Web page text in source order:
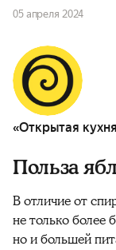
05 апреля 2024
«Открытая
Польза
В отличие от
не только более
но и большей